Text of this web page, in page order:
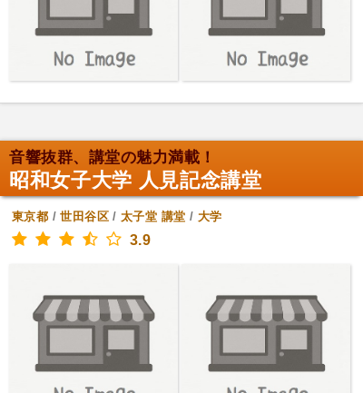
音響抜群、講堂の魅力満載！
昭和女子大学 人見記念講堂
東京都 /世田谷区/太子堂 講堂 / 大学
3.9